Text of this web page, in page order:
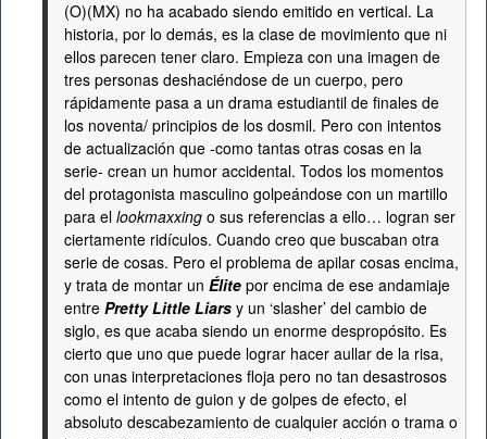
(O)(MX) no ha acabado siendo emitido en vertical. La
historia, por lo demás, es la clase de movimiento que ni
ellos parecen tener claro. Empieza con una imagen de
tres personas deshaciéndose de un cuerpo, pero
rápidamente pasa a un drama estudiantil de finales de
los noventa/ principios de los dosmil. Pero con intentos
de actualización que -como tantas otras cosas en la
serie- crean un humor accidental. Todos los momentos
del protagonista masculino golpeándose con un martillo
para el lookmaxxing o sus referencias a ello… logran ser
ciertamente ridículos. Cuando creo que buscaban otra
serie de cosas. Pero el problema de apilar cosas encima,
y trata de montar un Élite por encima de ese andamiaje
entre Pretty Little Liars y un ‘slasher’ del cambio de
siglo, es que acaba siendo un enorme despropósito. Es
cierto que uno que puede lograr hacer aullar de la risa,
con unas interpretaciones floja pero no tan desastrosos
como el intento de guion y de golpes de efecto, el
absoluto descabezamiento de cualquier acción o trama o